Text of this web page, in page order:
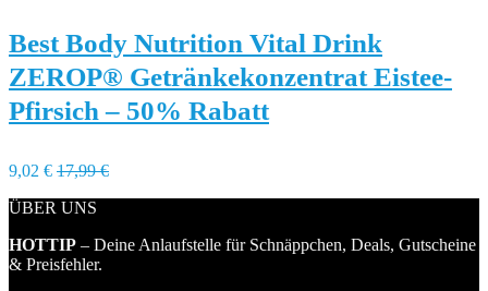
Best Body Nutrition Vital Drink
ZEROP® Getränkekonzentrat Eistee-
Pfirsich – 50% Rabatt
9,02 € 17,99 €
ÜBER UNS
HOTTIP – Deine Anlaufstelle für Schnäppchen, Deals, Gutscheine
& Preisfehler.